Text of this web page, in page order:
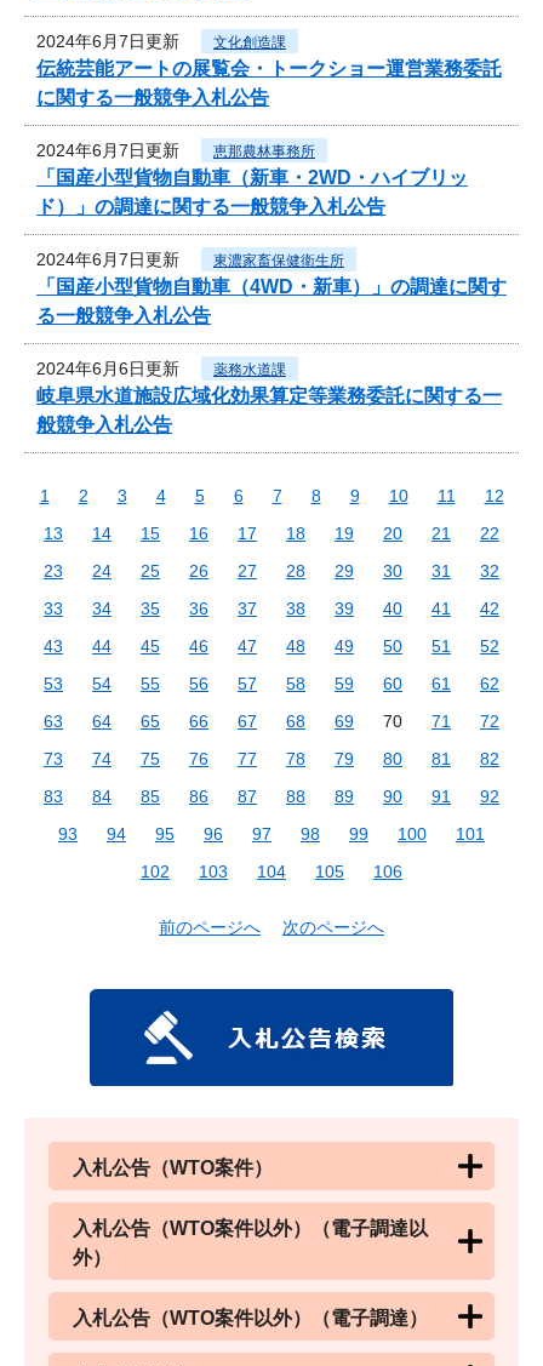
2024年6月7日更新 文化創造課
伝統芸能アートの展覧会・トークショー運営業務委託
に関する一般競争入札公告
2024年6月7日更新 恵那農林事務所
「国産小型貨物自動車（新車・2WD・ハイブリッ
ド）」の調達に関する一般競争入札公告
2024年6月7日更新 東濃家畜保健衛生所
「国産小型貨物自動車（4WD・新車）」の調達に関す
る一般競争入札公告
2024年6月6日更新 薬務水道課
岐阜県水道施設広域化効果算定等業務委託に関する一
般競争入札公告
1 2 3 4 5 6 7 8 9 10 11
12
13
14 15 16 17 18 19 20 21
22
23
24 25 26 27 28 29 30 31
32
33
34 35 36 37 38 39 40 41
42
43
44 45 46 47 48 49 50 51
52
53
54 55 56 57 58 59 60 61
62
63
64 65 66 67 68 69 70 71
72
73
74 75 76 77 78 79 80 81
82
83
84 85 86 87 88 89 90 91
92
93
94 95 96 97 98 99 100
101
102
103 104 105 106
前のページへ 次のページへ
入札公告（WTO案件）
入札公告（WTO案件以外）（電子調達以
外）
入札公告（WTO案件以外）（電子調達）